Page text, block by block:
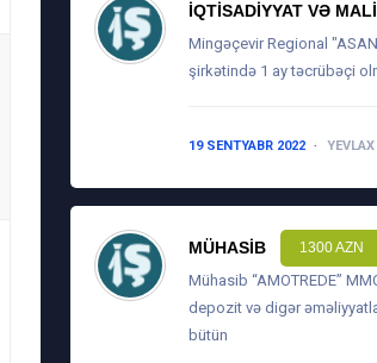
İQTISADIYYAT VƏ
Mingəçevir Regional
şirkətində 1 ay təcrübəçi
19 SENTYABR 2022 YEVLAX
MÜHASIB 1300 AZN
Mühasib “AMOTREDE”
depozit və digər
bütün